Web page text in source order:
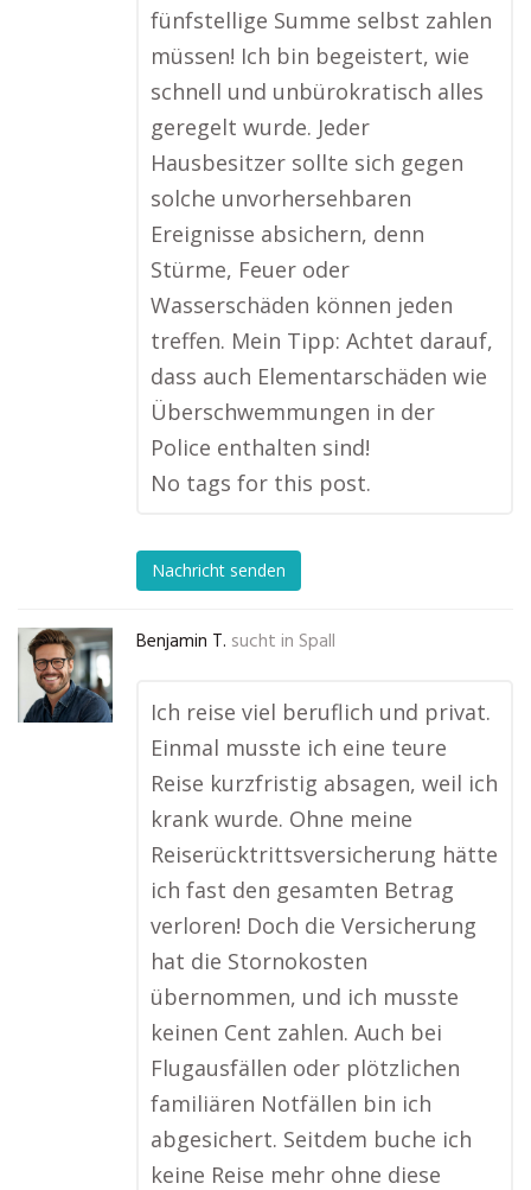
fünfstellige Summe selbst zahlen
müssen! Ich bin begeistert, wie
schnell und unbürokratisch alles
geregelt wurde. Jeder
Hausbesitzer sollte sich gegen
solche unvorhersehbaren
Ereignisse absichern, denn
Stürme, Feuer oder
Wasserschäden können jeden
treffen. Mein Tipp: Achtet darauf,
dass auch Elementarschäden wie
Überschwemmungen in der
Police enthalten sind!
No tags for this post.
Nachricht senden
Benjamin T. sucht in Spall
Ich reise viel beruflich und privat.
Einmal musste ich eine teure
Reise kurzfristig absagen, weil ich
krank wurde. Ohne meine
Reiserücktrittsversicherung hätte
ich fast den gesamten Betrag
verloren! Doch die Versicherung
hat die Stornokosten
übernommen, und ich musste
keinen Cent zahlen. Auch bei
Flugausfällen oder plötzlichen
familiären Notfällen bin ich
abgesichert. Seitdem buche ich
keine Reise mehr ohne diese